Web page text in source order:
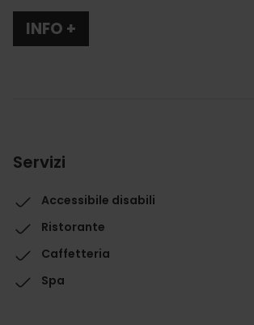
INFO +
Servizi
Accessibile disabili
Ristorante
Caffetteria
Spa